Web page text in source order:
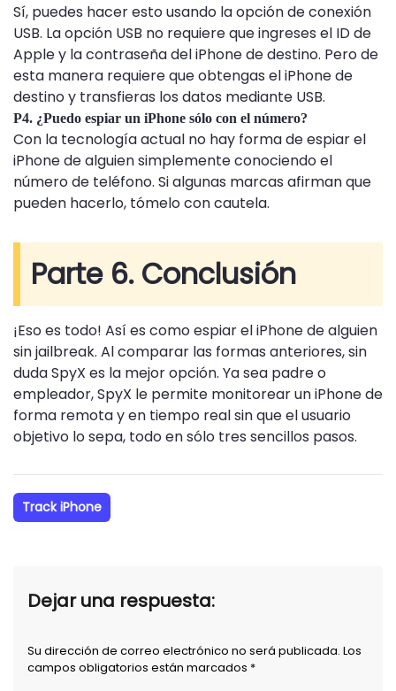
Sí, puedes hacer esto usando la opción de conexión
USB. La opción USB no requiere que ingreses el ID de
Apple y la contraseña del iPhone de destino. Pero de
esta manera requiere que obtengas el iPhone de
destino y transfieras los datos mediante USB.
P4. ¿Puedo espiar un iPhone sólo con el número?
Con la tecnología actual no hay forma de espiar el
iPhone de alguien simplemente conociendo el
número de teléfono. Si algunas marcas afirman que
pueden hacerlo, tómelo con cautela.
Parte 6. Conclusión
¡Eso es todo! Así es como espiar el iPhone de alguien
sin jailbreak. Al comparar las formas anteriores, sin
duda SpyX es la mejor opción. Ya sea padre o
empleador, SpyX le permite monitorear un iPhone de
forma remota y en tiempo real sin que el usuario
objetivo lo sepa, todo en sólo tres sencillos pasos.
Track iPhone
Dejar una respuesta:
Su dirección de correo electrónico no será publicada. Los
campos obligatorios están marcados *